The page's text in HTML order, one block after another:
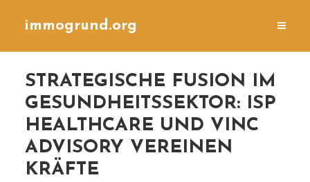
immogrund.org
STRATEGISCHE FUSION IM
GESUNDHEITSSEKTOR: ISP
HEALTHCARE UND VINC
ADVISORY VEREINEN
KRÄFTE